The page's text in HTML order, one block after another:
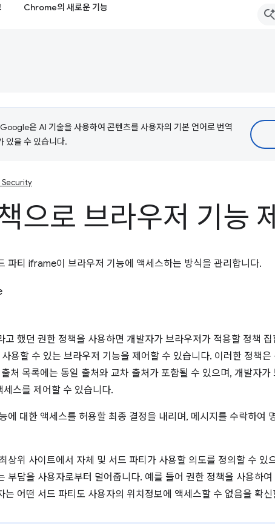
Chrome의 새로운 기능
Google은 AI 기술을 사용하여 콘텐츠를 사용자의 기본 언어로 번역
있을 수 있습니다.
Security
으로 브라우저 기능
파티 iframe이 브라우저 기능에 액세스하는 방식을 관리합니다.
고 했던 권한 정책을 사용하면 개발자가 브라우저가 적용할 정책
용할 수 있는 브라우저 기능을 제어할 수 있습니다. 이러한 정책은
처 목록에는 동일 출처와 교차 출처가 포함될 수 있으며, 개발자가
스를 제어할 수 있습니다.
에 대한 액세스를 허용할 최종 결정을 내리며, 메시지를 수락하여
상위 사이트에서 자체 및 서드 파티가 사용할 의도를 정의할 수 있
부담을 사용자로부터 덜어줍니다. 예를 들어 권한 정책을 사용하
는 어떤 서드 파티도 사용자의 위치정보에 액세스할 수 없음을 확